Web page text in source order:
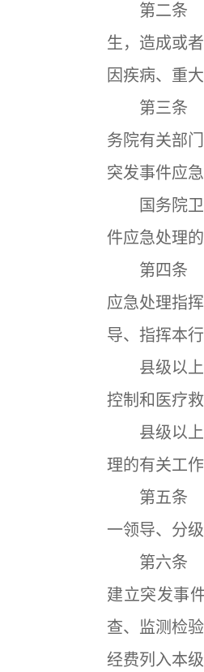
第二条 本
生，造成或
因疾病、重
第三条 突
务院有关部
突发事件应
国务院卫
件应急处理
第四条 突
应急处理指
导、指挥本
县级以上
控制和医疗救
县级以上
理的有关工作
第五条 突
一领导、分
第六条 县
建立突发事
查、监测检
经费列入本